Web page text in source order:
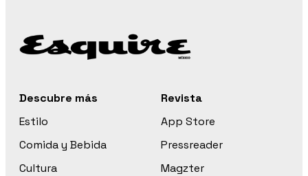
Descubre más
Estilo
Comida y Bebida
Cultura
Revista
App Store
Pressreader
Magzter